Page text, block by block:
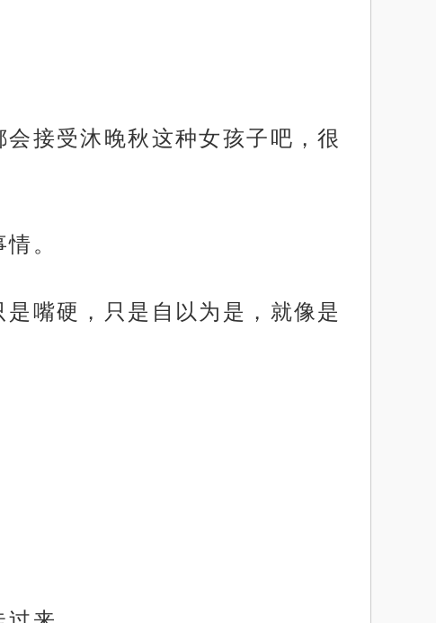
接受沐晚秋这种女孩子吧，很
。
嘴硬，只是自以为是，就像是